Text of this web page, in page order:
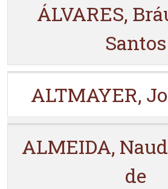
ÁLVARES,
Santos
ALTMAYER,
ALMEIDA,
de